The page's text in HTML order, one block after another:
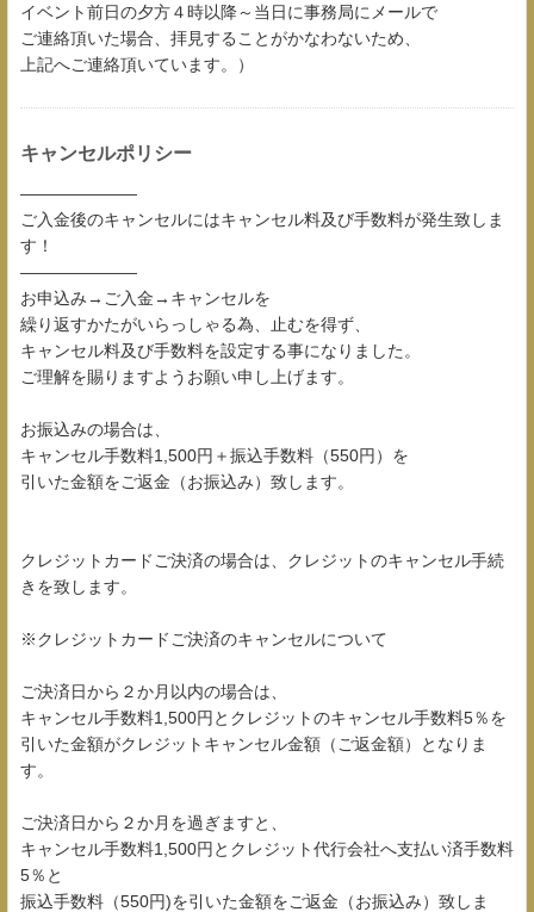
イベント前日の夕方４時以降～当日に事務局にメールで
ご連絡頂いた場合、拝見することがかなわないため、
上記へご連絡頂いています。）
キャンセルポリシー
―――――――
ご入金後のキャンセルにはキャンセル料及び手数料が発生致しま
す！
―――――――
お申込み→ご入金→キャンセルを
繰り返すかたがいらっしゃる為、止むを得ず、
キャンセル料及び手数料を設定する事になりました。
ご理解を賜りますようお願い申し上げます。
お振込みの場合は、
キャンセル手数料1,500円＋振込手数料（550円）を
引いた金額をご返金（お振込み）致します。
クレジットカードご決済の場合は、クレジットのキャンセル手続
きを致します。
※クレジットカードご決済のキャンセルについて
ご決済日から２か月以内の場合は、
キャンセル手数料1,500円とクレジットのキャンセル手数料5％を
引いた金額がクレジットキャンセル金額（ご返金額）となりま
す。
ご決済日から２か月を過ぎますと、
キャンセル手数料1,500円とクレジット代行会社へ支払い済手数料
5％と
振込手数料（550円)を引いた金額をご返金（お振込み）致しま